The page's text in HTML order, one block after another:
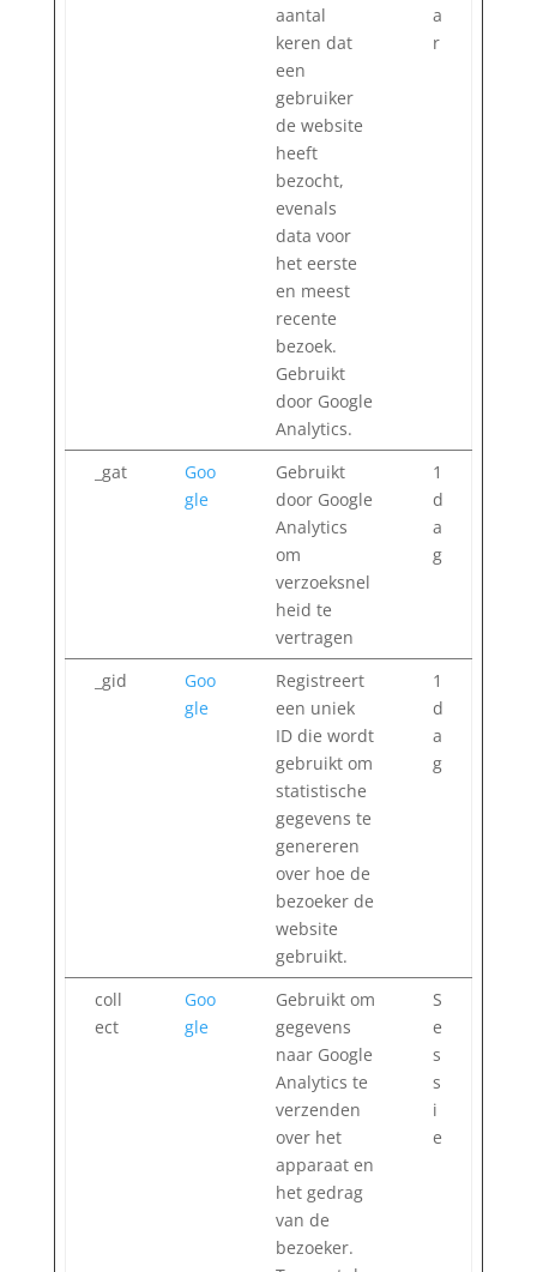
aantal
keren dat
een
gebruiker
de website
heeft
bezocht,
evenals
data voor
het eerste
en meest
recente
bezoek.
Gebruikt
door Google
Analytics.
a
r
_gat
Goo
gle
Gebruikt
door Google
Analytics
om
verzoeksnel
heid te
vertragen
1
d
a
g
_gid
Goo
gle
Registreert
een uniek
ID die wordt
gebruikt om
statistische
gegevens te
genereren
over hoe de
bezoeker de
website
gebruikt.
1
d
a
g
coll
ect
Goo
gle
Gebruikt om
gegevens
naar Google
Analytics te
verzenden
over het
apparaat en
het gedrag
van de
bezoeker.
S
e
s
s
i
e